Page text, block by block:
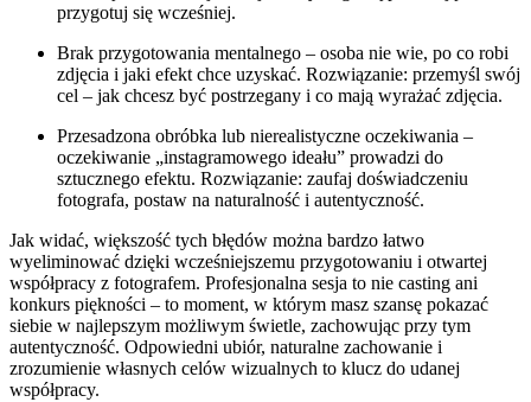
przygotuj się wcześniej.
Brak przygotowania mentalnego – osoba nie wie, po co robi
zdjęcia i jaki efekt chce uzyskać. Rozwiązanie: przemyśl swój
cel – jak chcesz być postrzegany i co mają wyrażać zdjęcia.
Przesadzona obróbka lub nierealistyczne oczekiwania –
oczekiwanie „instagramowego ideału” prowadzi do
sztucznego efektu. Rozwiązanie: zaufaj doświadczeniu
fotografa, postaw na naturalność i autentyczność.
Jak widać, większość tych błędów można bardzo łatwo
wyeliminować dzięki wcześniejszemu przygotowaniu i otwartej
współpracy z fotografem. Profesjonalna sesja to nie casting ani
konkurs piękności – to moment, w którym masz szansę pokazać
siebie w najlepszym możliwym świetle, zachowując przy tym
autentyczność. Odpowiedni ubiór, naturalne zachowanie i
zrozumienie własnych celów wizualnych to klucz do udanej
współpracy.